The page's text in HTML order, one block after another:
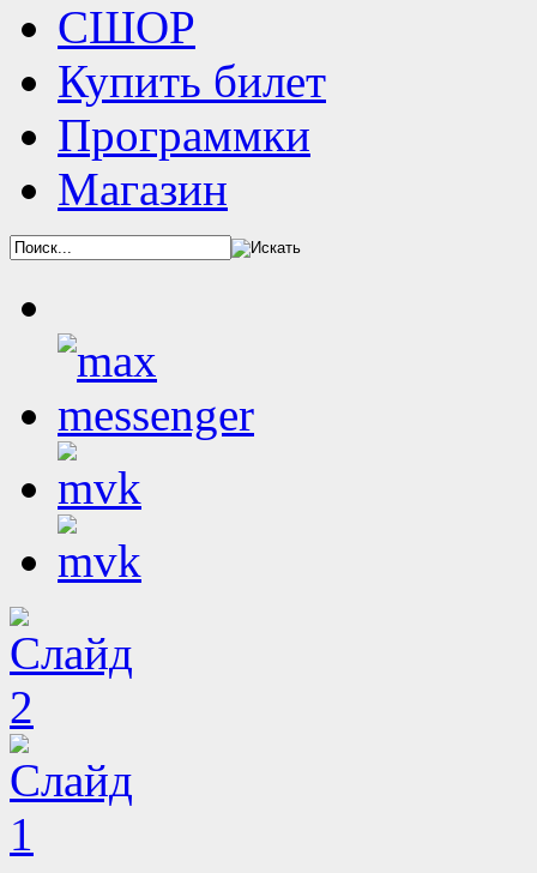
СШОР
Купить билет
Программки
Магазин